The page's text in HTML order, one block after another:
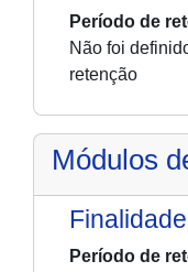
Período de
Não foi
retenção
Módulos
Finalidade
Período de